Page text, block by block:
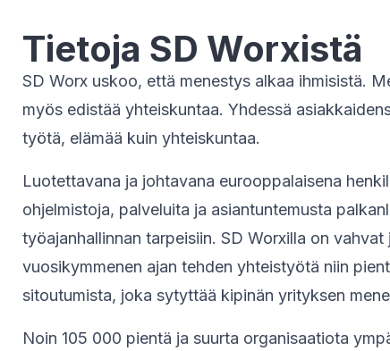
Tietoja SD Worxistä
SD Worx uskoo, että menestys alkaa ihmisistä.
myös edistää yhteiskuntaa. Yhdessä
työtä, elämää kuin yhteiskuntaa.
Luotettavana ja johtavana eurooppalaisena
ohjelmistoja, palveluita ja asiantuntemusta
työajanhallinnan tarpeisiin. SD Worxilla on
vuosikymmenen ajan tehden yhteistyötä niin
sitoutumista, joka sytyttää kipinän yrityksen
Noin 105 000 pientä ja suurta organisaatiota